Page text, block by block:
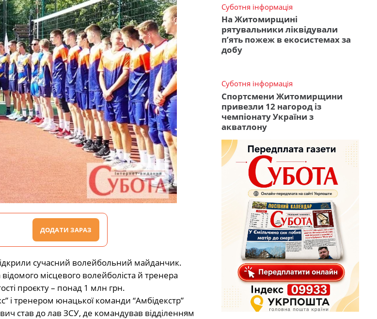
ДОДАТИ ЗАРАЗ
сучасний волейбольний майданчик.
місцевого волейболіста й тренера
проєкту – понад 1 млн грн.
і тренером юнацької команди “Амбідекстр”
став до лав ЗСУ, де командував відділенням
Суботня інформація
На Житомирщині
рятувальники ліквідували
п’ять пожеж в екосистемах за
добу
Суботня інформація
Спортсмени Житомирщини
привезли 12 нагород із
чемпіонату України з
акватлону